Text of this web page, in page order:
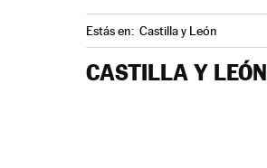
Estás en: Castilla y León
CASTILLA Y LEÓN